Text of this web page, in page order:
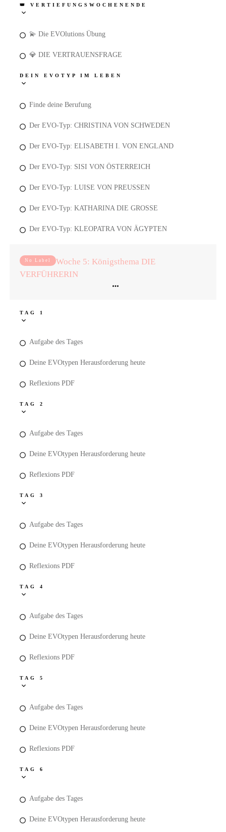
👑 VERTIEFUNGSWOCHENENDE
💫 Die EVOlutions Übung
💎 DIE VERTRAUENSFRAGE
DEIN EVOTYP IM LEBEN
Finde deine Berufung
Der EVO-Typ: CHRISTINA VON SCHWEDEN
Der EVO-Typ: ELISABETH I. VON ENGLAND
Der EVO-Typ: SISI VON ÖSTERREICH
Der EVO-Typ: LUISE VON PREUSSEN
Der EVO-Typ: KATHARINA DIE GROSSE
Der EVO-Typ: KLEOPATRA VON ÄGYPTEN
No Label
Woche 5: Königsthema DIE
VERFÜHRERIN
TAG 1
Aufgabe des Tages
Deine EVOtypen Herausforderung heute
Reflexions PDF
TAG 2
Aufgabe des Tages
Deine EVOtypen Herausforderung heute
Reflexions PDF
TAG 3
Aufgabe des Tages
Deine EVOtypen Herausforderung heute
Reflexions PDF
TAG 4
Aufgabe des Tages
Deine EVOtypen Herausforderung heute
Reflexions PDF
TAG 5
Aufgabe des Tages
Deine EVOtypen Herausforderung heute
Reflexions PDF
TAG 6
Aufgabe des Tages
Deine EVOtypen Herausforderung heute